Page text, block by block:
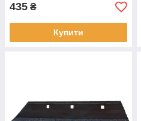
435 ₴
Купити